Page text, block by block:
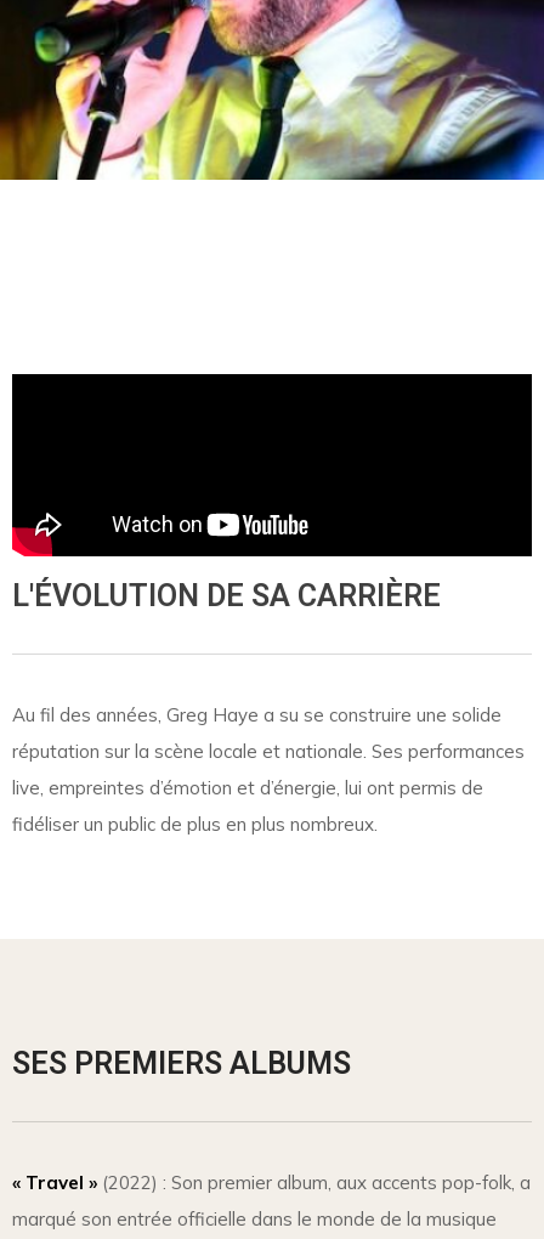
L'ÉVOLUTION DE SA CARRIÈRE
Au fil des années, Greg Haye a su se construire une solide
réputation sur la scène locale et nationale. Ses performances
live, empreintes d’émotion et d’énergie, lui ont permis de
fidéliser un public de plus en plus nombreux.
SES PREMIERS ALBUMS
« Travel » (2022) : Son premier album, aux accents pop-folk, a
marqué son entrée officielle dans le monde de la musique